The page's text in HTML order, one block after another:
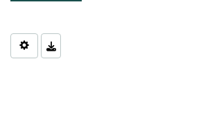
Chart